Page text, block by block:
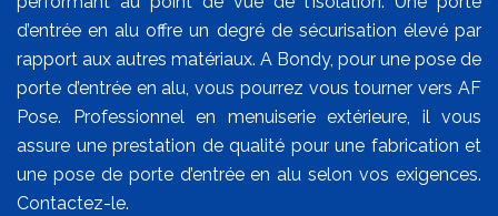
d’entrée en alu offre un degré de sécurisation élevé par
rapport aux autres matériaux. A Bondy, pour une pose de
porte d’entrée en alu, vous pourrez vous tourner vers AF
Pose. Professionnel en menuiserie extérieure, il vous
assure une prestation de qualité pour une fabrication et
une pose de porte d’entrée en alu selon vos exigences.
Contactez-le.